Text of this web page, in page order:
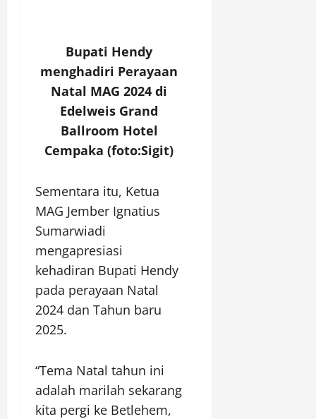
Bupati Hendy
menghadiri Perayaan
Natal MAG 2024 di
Edelweis Grand
Ballroom Hotel
Cempaka (foto:Sigit)
Sementara itu, Ketua
MAG Jember Ignatius
Sumarwiadi
mengapresiasi
kehadiran Bupati Hendy
pada perayaan Natal
2024 dan Tahun baru
2025.
“Tema Natal tahun ini
adalah marilah sekarang
kita pergi ke Betlehem,